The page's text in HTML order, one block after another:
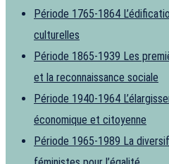
Période 1765-1864
culturelles
Période 1865-1939 Les
et la reconnaissance sociale
Période 1940-1964
économique et citoyenne
Période 1965-1989 La